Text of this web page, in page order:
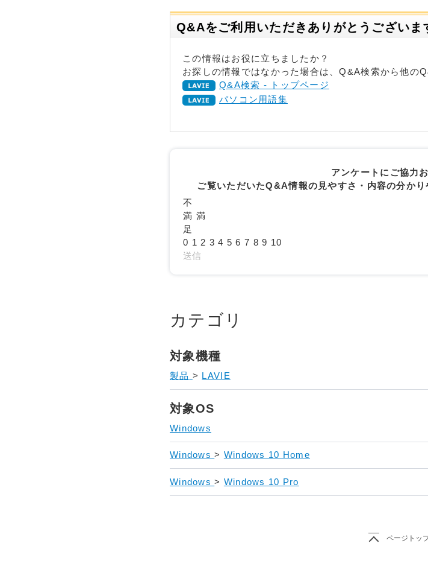
Q&Aをご利用いただきありがとうございま
この情報はお役に立ちましたか？
お探しの情報ではなかった場合は、Q&A検索から他の
Q&A検索 - トップページ
パソコン用語集
アンケートにご協力
ご覧いただいたQ&A情報の見やすさ・内容の分か
不
満 満
足
0 1 2 3 4 5 6 7 8 9 10
送信
カテゴリ
対象機種
製品 > LAVIE
対象OS
Windows
Windows > Windows 10 Home
Windows > Windows 10 Pro
ページトッ